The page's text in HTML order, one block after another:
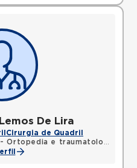
De Lira
Cirurgia de Quadril
Ortopedia e traumatologia